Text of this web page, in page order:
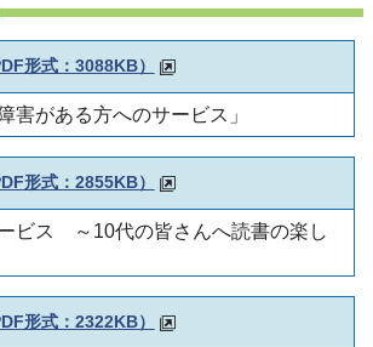
形式：3088KB）
害がある方へのサービス」
形式：2855KB）
ービス ～10代の皆さんへ読書の楽し
形式：2322KB）